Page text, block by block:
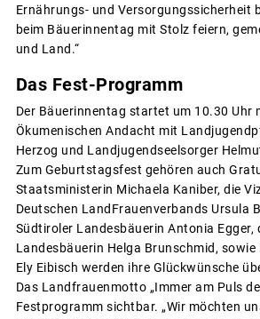
Ernährungs- und Versorgungssicherheit
beim Bäuerinnentag mit Stolz feiern,
und Land.“
Das Fest-Programm
Der Bäuerinnentag startet um 10.30 Uhr
Ökumenischen Andacht mit
Herzog und Landjugendseelsorger
Zum Geburtstagsfest gehören auch
Staatsministerin Michaela Kaniber, die
Deutschen LandFrauenverbands Ursula
Südtiroler Landesbäuerin Antonia Egger,
Landesbäuerin Helga Brunschmid, sowie
Ely Eibisch werden ihre Glückwünsche
Das Landfrauenmotto „Immer am Puls
Festprogramm sichtbar. „Wir möchten